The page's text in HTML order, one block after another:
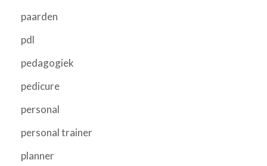
paarden
pdl
pedagogiek
pedicure
personal
personal trainer
planner